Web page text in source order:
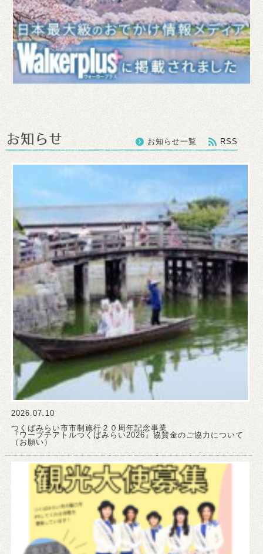
RSS
お知らせ一覧
2026.07.10
つくばみらい市市制施行２０周年記念事業
『ワープテアトルつくばみらい2026』協賛金のご協力について
（お願い）